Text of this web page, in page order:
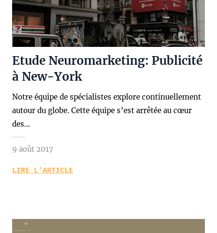
Etude Neuromarketing: Publicité
à New-York
Notre équipe de spécialistes explore continuellement
autour du globe. Cette équipe s’est arrêtée au cœur
des…
9 août 2017
LIRE L’ARTICLE